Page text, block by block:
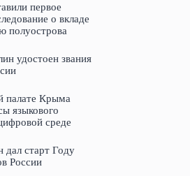
первое
о вкладе
полуострова
удостоен звания
палате Крыма
языкового
среде
старт Году
России